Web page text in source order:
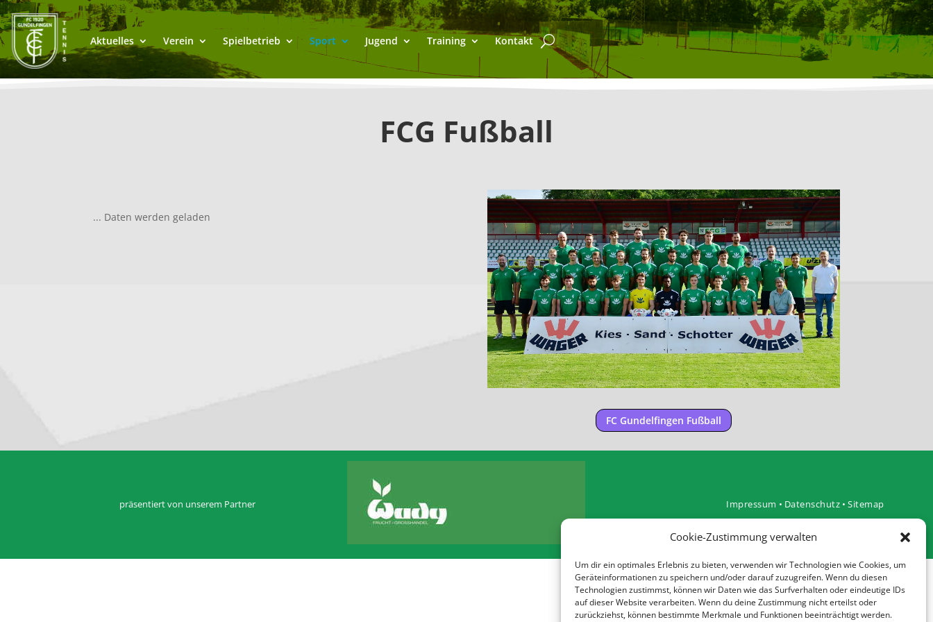
Cookie-Zustimmung verwalten
Um dir ein optimales Erlebnis zu bieten, verwenden wir Technologien wie Cookies, um
Geräteinformationen zu speichern und/oder darauf zuzugreifen. Wenn du diesen
Technologien zustimmst, können wir Daten wie das Surfverhalten oder eindeutige IDs
auf dieser Website verarbeiten. Wenn du deine Zustimmung nicht erteilst oder
zurückziehst, können bestimmte Merkmale und Funktionen beeinträchtigt werden.
Aktuelles Verein Spielbetrieb Sport Jugend Training Kontakt
FCG Fußball
... Daten werden geladen
FC Gundelfingen Fußball
präsentiert von unserem Partner Impressum • Datenschutz •Sitemap